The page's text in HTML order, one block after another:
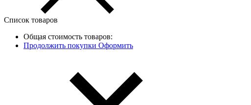
Список товаров
Общая стоимость товаров:
Продолжить покупки Оформить